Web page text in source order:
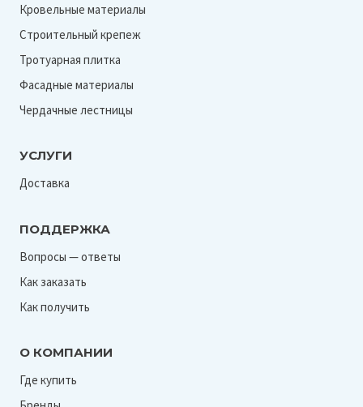
Кровельные материалы
Строительный крепеж
Тротуарная плитка
Фасадные материалы
Чердачные лестницы
УСЛУГИ
Доставка
ПОДДЕРЖКА
Вопросы — ответы
Как заказать
Как получить
О КОМПАНИИ
Где купить